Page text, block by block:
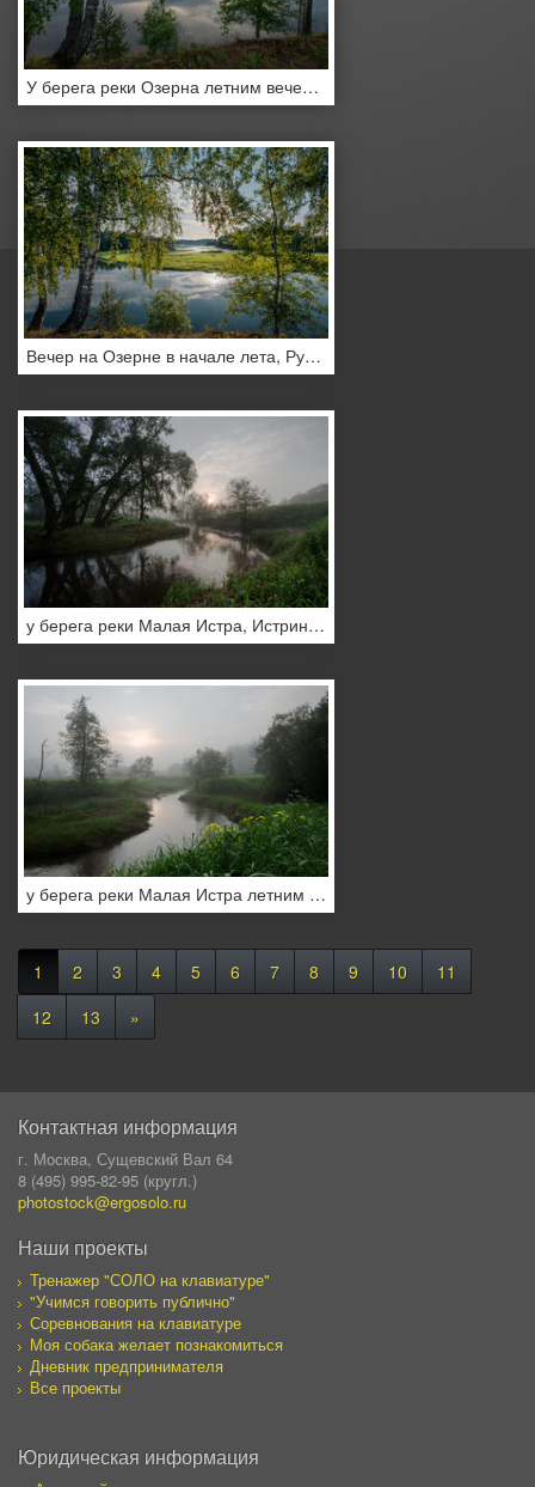
У берега реки Озерна летним вечером, Рузский район, Подмосковье, Россия
Вечер на Озерне в начале лета, Рузский район, Подмосковье
у берега реки Малая Истра, Истринский район, Подмосковье, Россия
у берега реки Малая Истра летним утром, Истринский район, Подмосковье, Россия
1 2 3 4 5 6 7 8 9 10
11
12
13 »
Контактная информация
г. Москва, Сущевский Вал 64
8 (495) 995-82-95 (кругл.)
photostock@ergosolo.ru
Наши проекты
Тренажер "СОЛО на клавиатуре"
"Учимся говорить публично"
Соревнования на клавиатуре
Моя собака желает познакомиться
Дневник предпринимателя
Все проекты
Юридическая информация